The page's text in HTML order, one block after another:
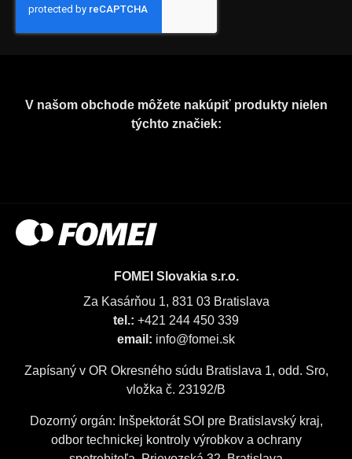
V našom obchode môžete nakúpiť produkty nielen
týchto značiek:
FOMEI Slovakia s.r.o.
Za Kasárňou 1, 831 03 Bratislava
tel.: +421 244 450 339
email: info@fomei.sk
Zapísaný v OR Okresného súdu Bratislava 1, odd. Sro,
vložka č. 23192/B
Dozorný orgán: Inšpektorát SOI pre Bratislavský kraj,
odbor technickej kontroly výrobkov a ochrany